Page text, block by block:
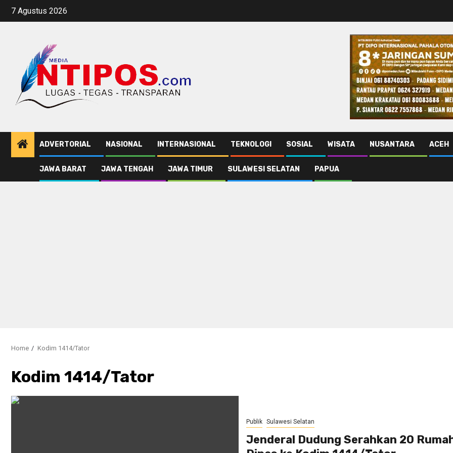
Skip
7 Agustus 2026
ADVERTORIAL NASIONAL INTERNASIONAL TEKNOLOGI SOSIAL WISATA NUSANTARA ACEH
JAWA BARAT JAWA TENGAH JAWA TIMUR SULAWESI SELATAN PAPUA
Home Kodim 1414/Tator
Kodim 1414/Tator
Publik Sulawesi Selatan
Jenderal Dudung Serahkan 20